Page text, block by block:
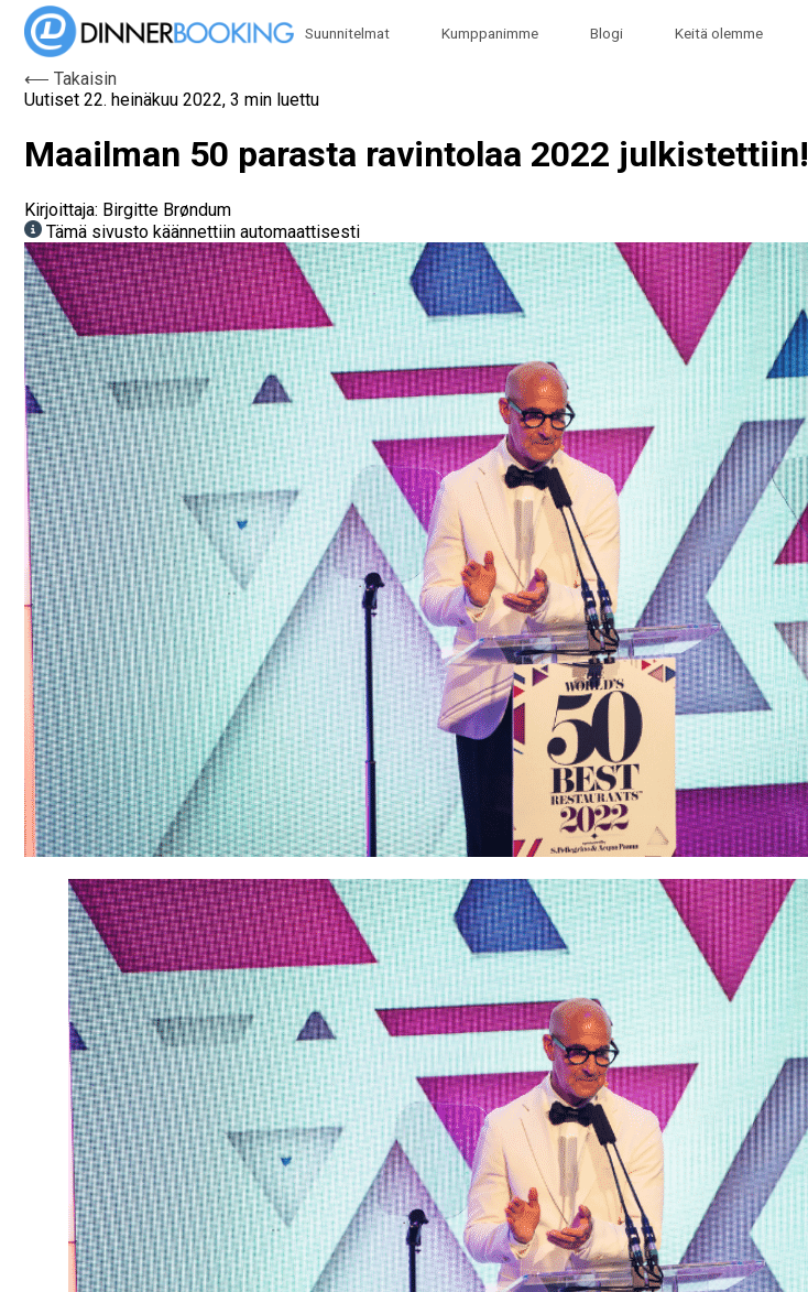
Suunnitelmat Kumppanimme Blogi Keitä olemme
⟵ Takaisin
Uutiset 22. heinäkuu 2022, 3 min luettu
Maailman 50 parasta ravintolaa 2022 julkistettiin!
Kirjoittaja: Birgitte Brøndum
Tämä sivusto käännettiin automaattisesti